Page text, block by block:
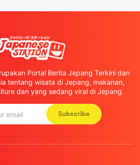
Portal Berita Jepang Terkini dan
tentang wisata di Jepang, makanan,
dan yang sedang viral di Jepang.
Subscribe